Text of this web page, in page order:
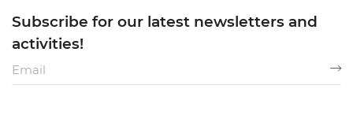
Subscribe for our latest newsletters and
activities!